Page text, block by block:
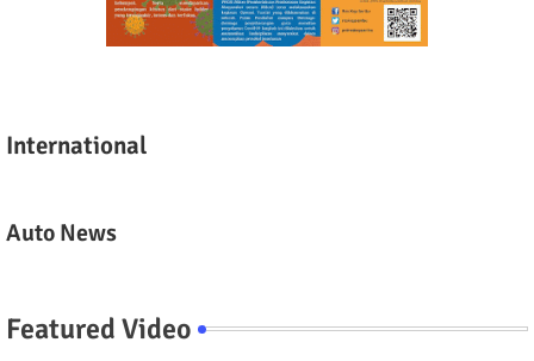
International
Auto News
Featured Video